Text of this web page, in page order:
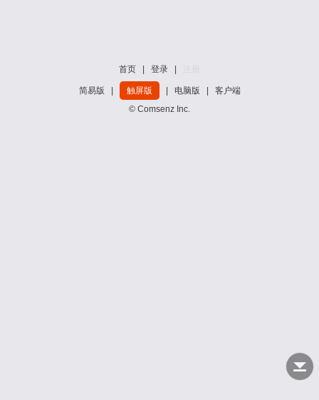
首页 登录
简易版 触屏版 电脑版
客户端
© Comsenz Inc.